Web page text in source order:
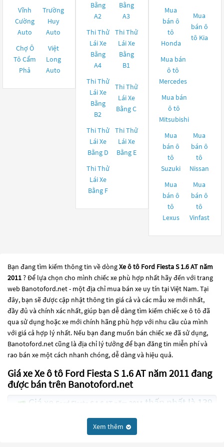
Vĩnh
Cường
Auto
Trường
Huy
Auto
Chợ Ô
Tô Cẩm
Phả
Việt
Long
Auto
Bằng
A2
Bằng
A3
Thi Thử
Lái Xe
Bằng
A4
Thi Thử
Lái Xe
Bằng
B1
Thi Thử
Lái Xe
Bằng
B2
Thi Thử
Lái Xe
Bằng C
Thi Thử
Lái Xe
Bằng D
Thi Thử
Lái Xe
Bằng E
Thi Thử
Lái Xe
Bằng F
Mua
bán ô
tô
Honda
Mua
bán ô
tô Kia
Mua bán
ô tô
Mercedes
Mua bán
ô tô
Mitsubishi
Mua
bán ô
tô
Suzuki
Mua
bán ô
tô
Nissan
Mua
bán ô
tô
Lexus
Mua
bán ô
tô
Vinfast
Bạn đang tìm kiếm thông tin về dòngXe ô tô Ford Fiesta S 1.6 AT năm
2011? Để lựa chọn cho mình chiếc xe phù hợp nhất hãy đến với trang
web Banotoford.net - một địa chỉ mua bán xe uy tín tại Việt Nam. Tại
đây, bạn sẽ được cập nhật thông tin giá cả và các mẫu xe mới nhất,
đầy đủ và chính xác nhất, giúp bạn dễ dàng tìm kiếm chiếc xe ô tô đã
qua sử dụng hoặc xe mới chính hãng phù hợp với nhu cầu của mình
với giá cả hợp lý nhất. Nếu bạn đang muốn bán chiếc xe đã sử dụng,
Banotoford.net cũng là địa chỉ lý tưởng để bạn đăng tin miễn phí và
rao bán xe một cách nhanh chóng, dễ dàng và hiệu quả.
Giá xe Xe ô tô Ford Fiesta S 1.6 AT năm 2011 đang
được bán trên Banotoford.net
Giá xe Ford Fiesta S 1.6 AT năm 2011 thấp nhất là 139
Ford Fiesta 1.4 MT năm 2011
Xem thêm